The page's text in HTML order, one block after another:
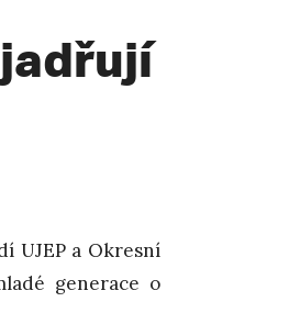
UJEP a Okresní
generace o